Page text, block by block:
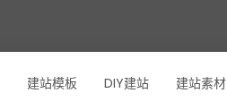
建站模板 DIY建站 建站素材